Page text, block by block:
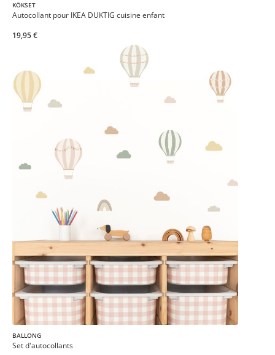
KÖKSET
Autocollant pour IKEA DUKTIG cuisine enfant
19,95 €
BALLONG
Set d'autocollants